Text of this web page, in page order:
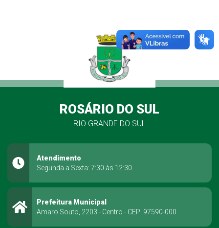
ROSÁRIO DO SUL
RIO GRANDE DO SUL
Atendimento
Segunda a Sexta: 7:30 às 12:30
Prefeitura Municipal
Amaro Souto, 2203 - Centro - CEP: 97590-000